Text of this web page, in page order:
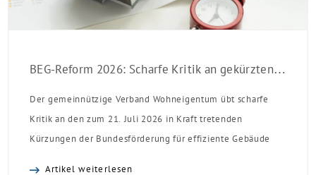
BEG-Reform 2026: Scharfe Kritik an gekürzten Sanierungsförderungen
Der gemeinnützige Verband Wohneigentum übt scharfe
Kritik an den zum 21. Juli 2026 in Kraft tretenden
Kürzungen der Bundesförderung für effiziente Gebäude
Artikel weiterlesen